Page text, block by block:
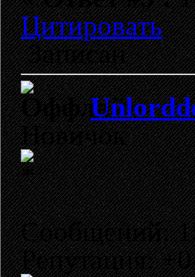
Цитировать
Записан
Новичок
Сообщений:
Репутация: